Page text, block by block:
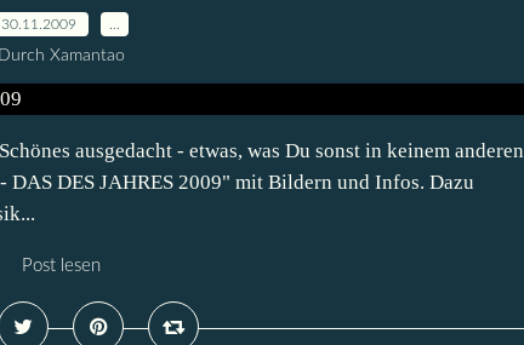
30.11.2009
Durch Xamantao
ausgedacht - etwas, was Du sonst in keinem anderen
DES JAHRES 2009" mit Bildern und Infos. Dazu
Post lesen